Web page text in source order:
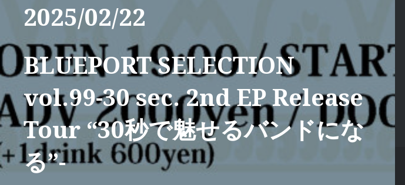
2025/02/22
BLUEPORT SELECTION
vol.99-30 sec. 2nd EP Release
Tour “30秒で魅せるバンドにな
る”-